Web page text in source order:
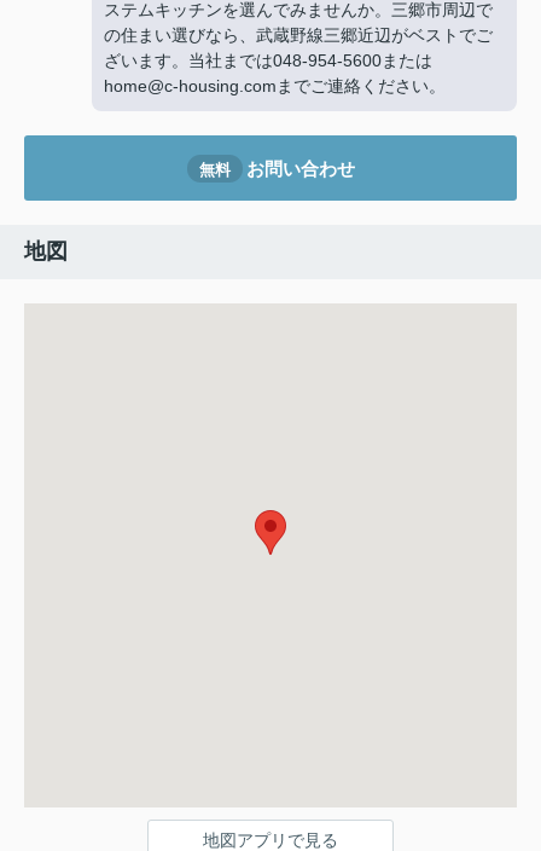
ステムキッチンを選んでみませんか。三郷市周辺で
の住まい選びなら、武蔵野線三郷近辺がベストでご
ざいます。当社までは048-954-5600または
home@c-housing.comまでご連絡ください。
無料 お問い合わせ
地図
地図アプリで見る